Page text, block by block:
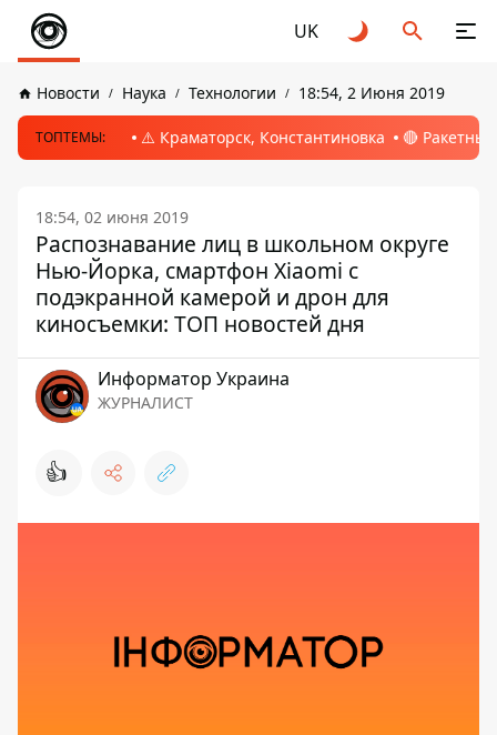
UK
Новости Наука Технологии 18:54, 2 Июня 2019
ТОПТЕМЫ: ⚠️ Краматорск, Константиновка 🔴
18:54, 02 июня 2019
Распознавание лиц в школьном округе
Нью-Йорка, смартфон Xiaomi с
подэкранной камерой и дрон для
киносъемки: ТОП новостей дня
Информатор Украина
ЖУРНАЛИСТ
👍